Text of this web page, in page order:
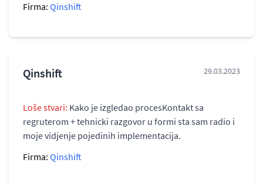
Firma: Qinshift
Qinshift 29.03.2023
Loše stvari: Kako je izgledao procesKontakt sa
regruterom + tehnicki razgovor u formi sta sam radio i
moje vidjenje pojedinih implementacija.
Firma: Qinshift